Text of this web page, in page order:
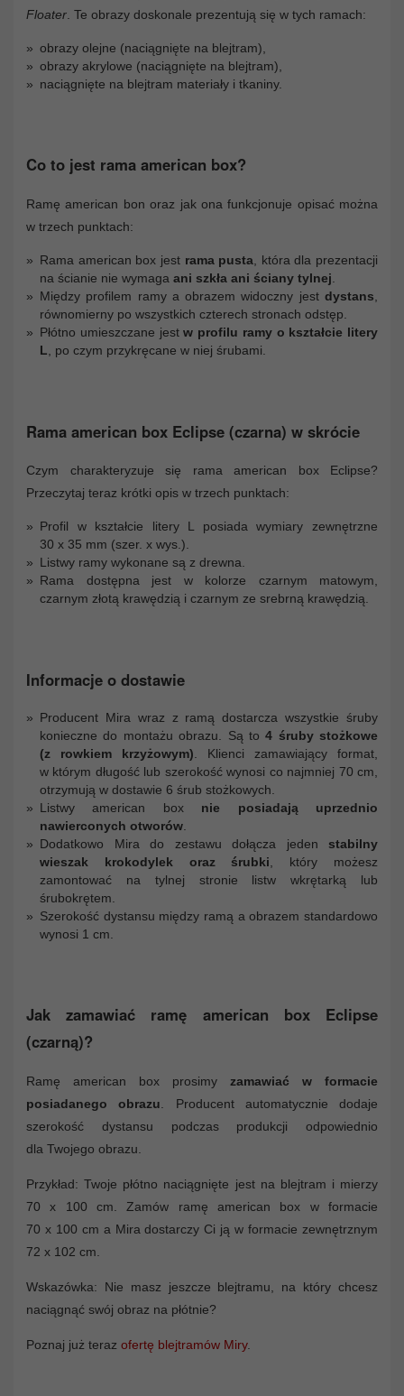
Floater . Te obrazy doskonale prezentują się w tych ramach:
obrazy olejne (naciągnięte na blejtram),
obrazy akrylowe (naciągnięte na blejtram),
naciągnięte na blejtram materiały i tkaniny.
Co to jest rama american box?
Ramę american bon oraz jak ona funkcjonuje opisać można
w trzech punktach:
Rama american box jest rama pusta , która dla prezentacji
na ścianie nie wymaga ani szkła ani ściany tylnej
Między profilem ramy a obrazem widoczny jest dystans
równomierny po wszystkich czterech stronach odstęp.
Płótno umieszczane jestw profilu ramy o kształcie litery
L , po czym przykręcane w niej śrubami.
Rama american box Eclipse (czarna) w skrócie
Czym charakteryzuje się rama american box Eclipse?
Przeczytaj teraz krótki opis w trzech punktach:
Profil w kształcie litery L posiada wymiary zewnętrzne
30 x 35 mm (szer. x wys.).
Listwy ramy wykonane są z drewna.
Rama dostępna jest w kolorze czarnym matowym,
czarnym złotą krawędzią i czarnym ze srebrną krawędzią.
Informacje o dostawie
Producent Mira wraz z ramą dostarcza wszystkie śruby
konieczne do montażu obrazu. Są to4 śruby stożkowe
(z rowkiem krzyżowym) . Klienci zamawiający format,
w którym długość lub szerokość wynosi co najmniej 70 cm,
otrzymują w dostawie 6 śrub stożkowych.
Listwy american box nie posiadają uprzednio
nawierconych otworów
Dodatkowo Mira do zestawu dołącza jeden stabilny
wieszak krokodylek oraz śrubki , który możesz
zamontować na tylnej stronie listw wkrętarką lub
śrubokrętem.
Szerokość dystansu między ramą a obrazem standardowo
wynosi 1 cm.
Jak zamawiać ramę american box Eclipse
(czarną)?
Ramę american box prosimy zamawiać w formacie
posiadanego obrazu . Producent automatycznie dodaje
szerokość dystansu podczas produkcji odpowiednio
dla Twojego obrazu.
Przykład: Twoje płótno naciągnięte jest na blejtram i mierzy
70 x 100 cm. Zamów ramę american box w formacie
70 x 100 cm a Mira dostarczy Ci ją w formacie zewnętrznym
72 x 102 cm.
Wskazówka: Nie masz jeszcze blejtramu, na który chcesz
naciągnąć swój obraz na płótnie?
Poznaj już teraz ofertę blejtramów Miry.